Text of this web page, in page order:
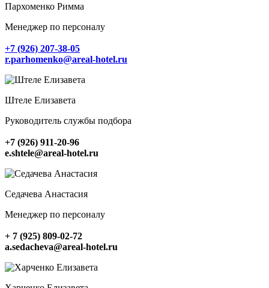
Пархоменко Римма
Менеджер по персоналу
+7 (926) 207-38-05
r.parhomenko@areal-hotel.ru
Штеле Елизавета
Руководитель службы подбора
+7 (926) 911-20-96
e.shtele@areal-hotel.ru
Седачева Анастасия
Менеджер по персоналу
+ 7 (925) 809-02-72
a.sedacheva@areal-hotel.ru